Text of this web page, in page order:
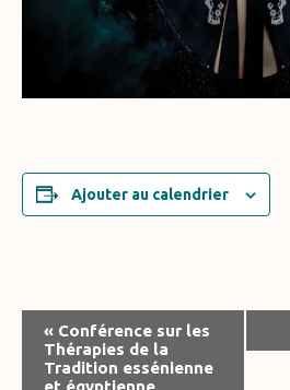
Ajouter au calendrier
Navigation
Évènement
« Conférence sur les
Thérapies de la
Tradition essénienne
et égyptienne